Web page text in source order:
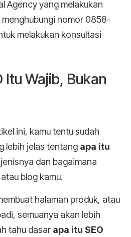
Agency yang melakukan
nomor 0858-
melakukan konsultasi
Itu Wajib, Bukan
ini, kamu tentu sudah
lebih jelas tentang apa itu
dan bagaimana
blog kamu.
halaman produk, atau
semuanya akan lebih
tahu dasar apa itu SEO